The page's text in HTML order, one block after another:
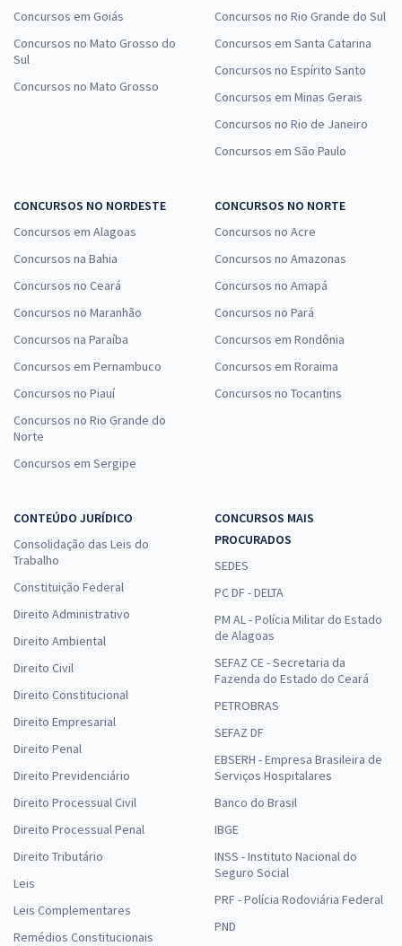
Concursos em Goiás
Concursos no Mato Grosso do
Sul
Concursos no Mato Grosso
Concursos no Rio Grande do Sul
Concursos em Santa Catarina
Concursos no Espírito Santo
Concursos em Minas Gerais
Concursos no Rio de Janeiro
Concursos em São Paulo
CONCURSOS NO NORDESTE
Concursos em Alagoas
Concursos na Bahia
Concursos no Ceará
Concursos no Maranhão
Concursos na Paraíba
Concursos em Pernambuco
Concursos no Piauí
Concursos no Rio Grande do
Norte
Concursos em Sergipe
CONCURSOS NO NORTE
Concursos no Acre
Concursos no Amazonas
Concursos no Amapá
Concursos no Pará
Concursos em Rondônia
Concursos em Roraima
Concursos no Tocantins
CONTEÚDO JURÍDICO
Consolidação das Leis do
Trabalho
Constituição Federal
Direito Administrativo
Direito Ambiental
Direito Civil
Direito Constitucional
Direito Empresarial
Direito Penal
Direito Previdenciário
Direito Processual Civil
Direito Processual Penal
Direito Tributário
Leis
Leis Complementares
Remédios Constitucionais
CONCURSOS MAIS
PROCURADOS
SEDES
PC DF - DELTA
PM AL - Polícia Militar do Estado
de Alagoas
SEFAZ CE - Secretaria da
Fazenda do Estado do Ceará
PETROBRAS
SEFAZ DF
EBSERH - Empresa Brasileira de
Serviços Hospitalares
Banco do Brasil
IBGE
INSS - Instituto Nacional do
Seguro Social
PRF - Polícia Rodoviária Federal
PND